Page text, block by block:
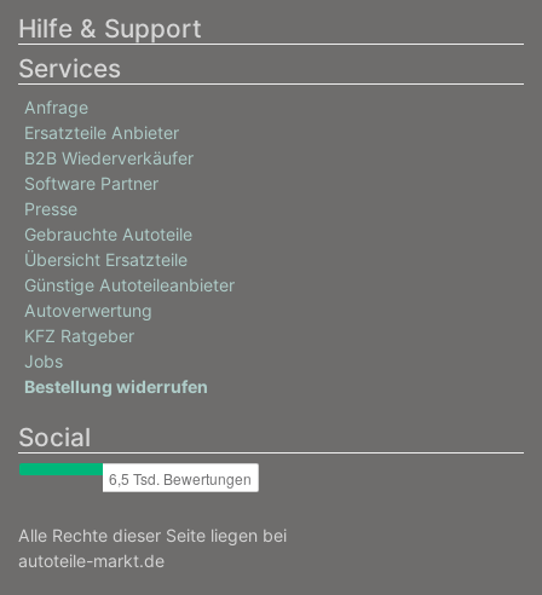
Hilfe & Support
Services
Anfrage
Ersatzteile Anbieter
B2B Wiederverkäufer
Software Partner
Presse
Gebrauchte Autoteile
Übersicht Ersatzteile
Günstige Autoteileanbieter
Autoverwertung
KFZ Ratgeber
Jobs
Bestellung widerrufen
Social
Alle Rechte dieser Seite liegen bei
autoteile-markt.de